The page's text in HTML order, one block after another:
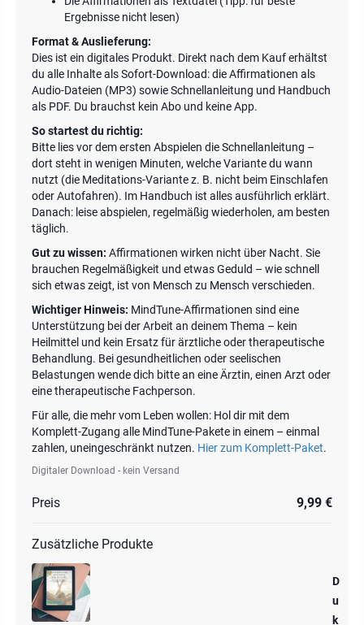
Ergebnisse nicht lesen)
Format & Auslieferung:
Dies ist ein digitales Produkt. Direkt nach dem Kauf erhältst
du alle Inhalte als Sofort-Download: die Affirmationen als
Audio-Dateien (MP3) sowie Schnellanleitung und Handbuch
als PDF. Du brauchst kein Abo und keine App.
So startest du richtig:
Bitte lies vor dem ersten Abspielen die Schnellanleitung –
dort steht in wenigen Minuten, welche Variante du wann
nutzt (die Meditations-Variante z. B. nicht beim Einschlafen
oder Autofahren). Im Handbuch ist alles ausführlich erklärt.
Danach: leise abspielen, regelmäßig wiederholen, am besten
täglich.
Gut zu wissen: Affirmationen wirken nicht über Nacht. Sie
brauchen Regelmäßigkeit und etwas Geduld – wie schnell
sich etwas zeigt, ist von Mensch zu Mensch verschieden.
Wichtiger Hinweis: MindTune-Affirmationen sind eine
Unterstützung bei der Arbeit an deinem Thema – kein
Heilmittel und kein Ersatz für ärztliche oder therapeutische
Behandlung. Bei gesundheitlichen oder seelischen
Belastungen wende dich bitte an eine Ärztin, einen Arzt oder
eine therapeutische Fachperson.
Für alle, die mehr vom Leben wollen: Hol dir mit dem
Komplett-Zugang alle MindTune-Pakete in einem – einmal
zahlen, uneingeschränkt nutzen. Hier zum Komplett-Paket.
Digitaler Download - kein Versand
Preis 9,99 €
Zusätzliche Produkte
D
u
k